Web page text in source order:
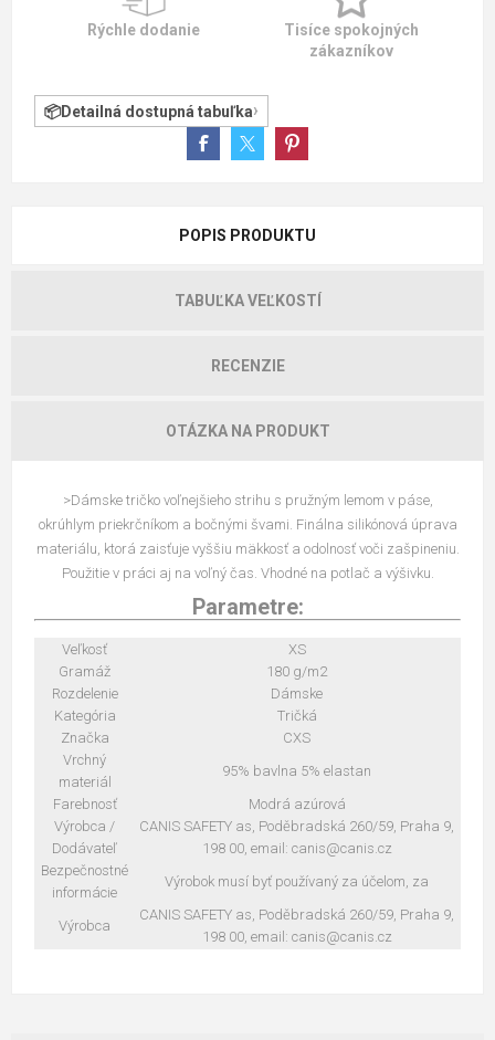
Rýchle dodanie
Tisíce spokojných
zákazníkov
Detailná dostupná tabuľka
POPIS PRODUKTU
TABUĽKA VEĽKOSTÍ
RECENZIE
OTÁZKA NA PRODUKT
>Dámske tričko voľnejšieho strihu s pružným lemom v páse,
okrúhlym priekrčníkom a bočnými švami. Finálna silikónová úprava
materiálu, ktorá zaisťuje vyššiu mäkkosť a odolnosť voči zašpineniu.
Použitie v práci aj na voľný čas. Vhodné na potlač a výšivku.
Parametre:
Veľkosť
XS
Gramáž
180 g/m2
Rozdelenie
Dámske
Kategória
Tričká
Značka
CXS
Vrchný
materiál
95% bavlna 5% elastan
Farebnosť
Modrá azúrová
Výrobca /
Dodávateľ
CANIS SAFETY as, Poděbradská 260/59, Praha 9,
198 00, email: canis@canis.cz
Bezpečnostné
informácie
Výrobok musí byť používaný za účelom, za
Výrobca
CANIS SAFETY as, Poděbradská 260/59, Praha 9,
198 00, email: canis@canis.cz